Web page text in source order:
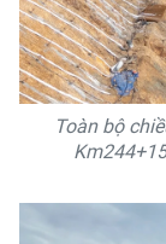
Toàn bộ